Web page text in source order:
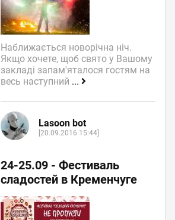
Наближається новорічна ніч.
Якщо хочете, щоб свято у Вашому
закладі запам'яталося гостям на
весь наступний ...
Lasoon bot
[20.09.2016 15:44]
24-25.09 - Фестиваль
сладостей в Кременчуге